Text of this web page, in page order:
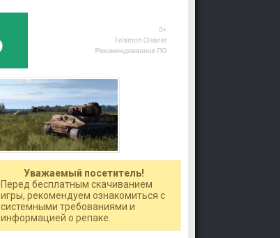
Уважаемый посетитель!
Перед бесплатным скачиванием
игры, рекомендуем ознакомиться с
системными требованиями и
информацией о репаке.